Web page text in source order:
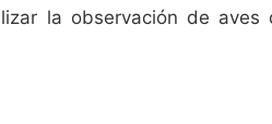
la observación de aves